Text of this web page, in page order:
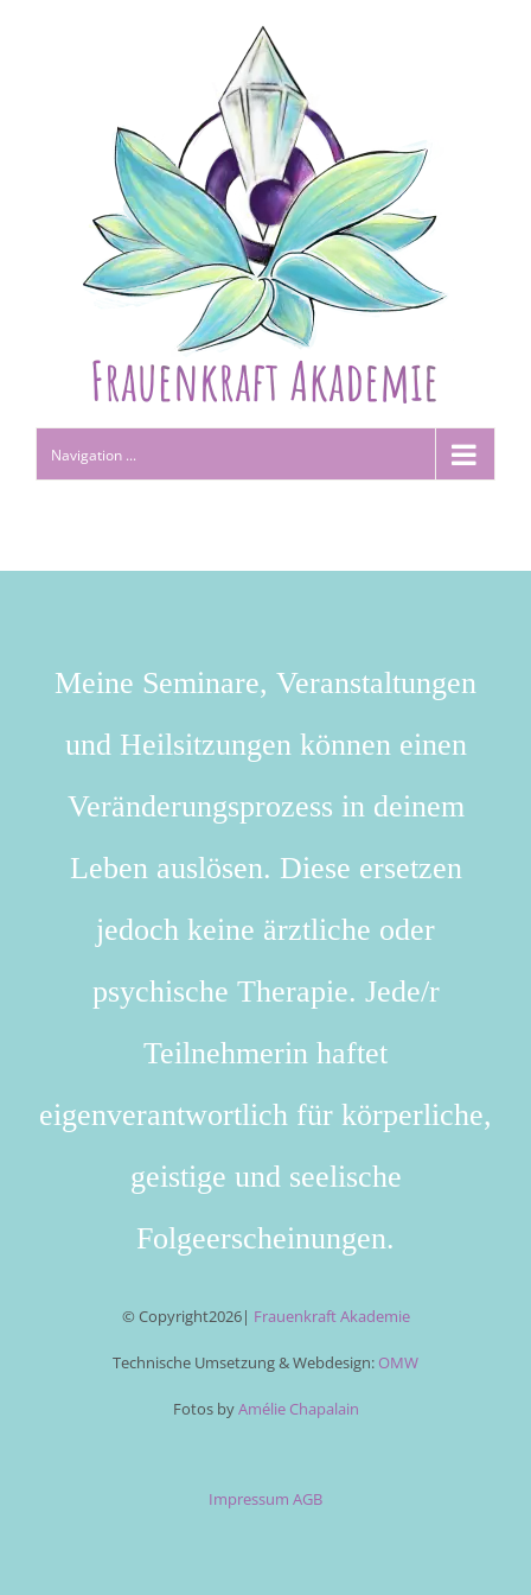
Navigation ...
Meine Seminare, Veranstaltungen
und Heilsitzungen können einen
Veränderungsprozess in deinem
Leben auslösen. Diese ersetzen
jedoch keine ärztliche oder
psychische Therapie. Jede/r
Teilnehmerin haftet
eigenverantwortlich für körperliche,
geistige und seelische
Folgeerscheinungen.
© Copyright2026| Frauenkraft Akademie
Technische Umsetzung & Webdesign: OMW
Fotos byAmélie Chapalain
Impressum AGB